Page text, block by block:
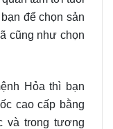
để chọn sản
cũng như chọn
Hỏa thì bạn
cao cấp bằng
và trong tương